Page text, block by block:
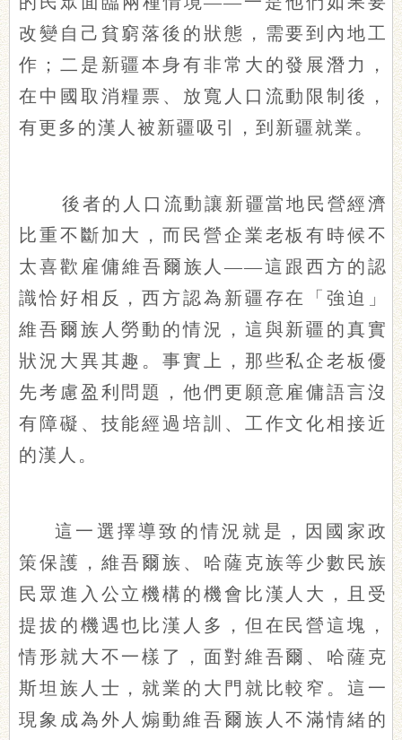
改變自己貧窮落後的狀態，需要到內地工
作；二是新疆本身有非常大的發展潛力，
在中國取消糧票、放寬人口流動限制後，
有更多的漢人被新疆吸引，到新疆就業。
後者的人口流動讓新疆當地民營經濟
比重不斷加大，而民營企業老板有時候不
太喜歡雇傭維吾爾族人——這跟西方的認
識恰好相反，西方認為新疆存在「強迫」
維吾爾族人勞動的情況，這與新疆的真實
狀況大異其趣。事實上，那些私企老板優
先考慮盈利問題，他們更願意雇傭語言沒
有障礙、技能經過培訓、工作文化相接近
的漢人。
這一選擇導致的情況就是，因國家政
策保護，維吾爾族、哈薩克族等少數民族
民眾進入公立機構的機會比漢人大，且受
提拔的機遇也比漢人多，但在民營這塊，
情形就大不一樣了，面對維吾爾、哈薩克
斯坦族人士，就業的大門就比較窄。這一
現象成為外人煽動維吾爾族人不滿情緒的